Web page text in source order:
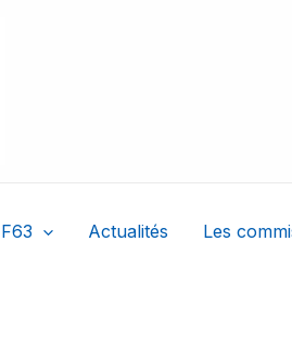
Actualités Les